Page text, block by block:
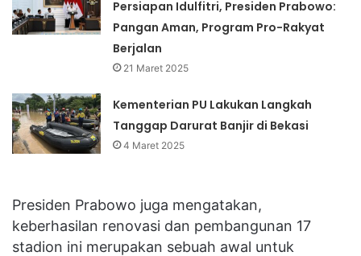
Persiapan Idulfitri, Presiden Prabowo:
Pangan Aman, Program Pro-Rakyat
Berjalan
21 Maret 2025
Kementerian PU Lakukan Langkah
Tanggap Darurat Banjir di Bekasi
4 Maret 2025
Presiden Prabowo juga mengatakan,
keberhasilan renovasi dan pembangunan 17
stadion ini merupakan sebuah awal untuk